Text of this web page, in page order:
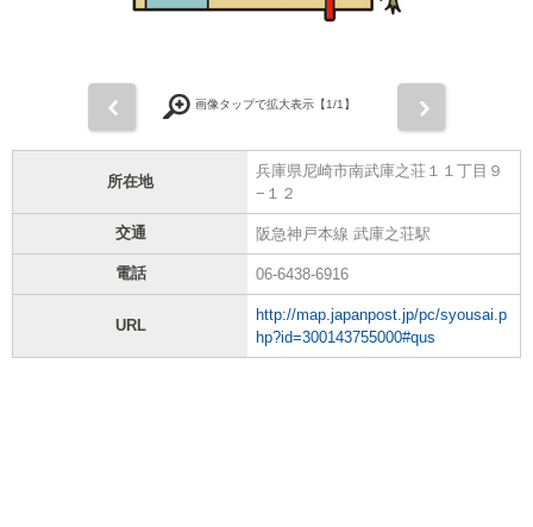
画像タップで拡大表示【1/1】
所在地
兵庫県尼崎市南武庫之荘１１丁目９
−１２
交通 阪急神戸本線 武庫之荘駅
電話 06-6438-6916
URL
http://map.japanpost.jp/pc/syousai.p
hp?id=300143755000#qus